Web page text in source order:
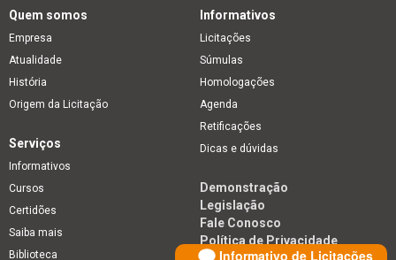
Informativo de Licitações
Quem somos
Empresa
Atualidade
História
Origem da Licitação
Informativos
Licitações
Súmulas
Homologações
Agenda
Retificações
Dicas e dúvidas
Serviços
Informativos
Cursos
Certidões
Saiba mais
Biblioteca
Demonstração
Legislação
Fale Conosco
Política de Privacidade